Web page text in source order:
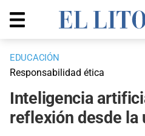
EDUCACIÓN
Responsabilidad ética
Inteligencia
reflexión desde la